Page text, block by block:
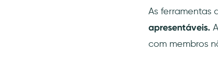
As ferramentas
apresentáveis.
com membros